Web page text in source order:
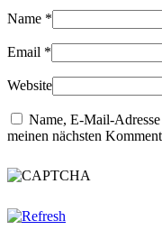
Name *
Email *
Website
Name, E-Mail-
meinen nächsten